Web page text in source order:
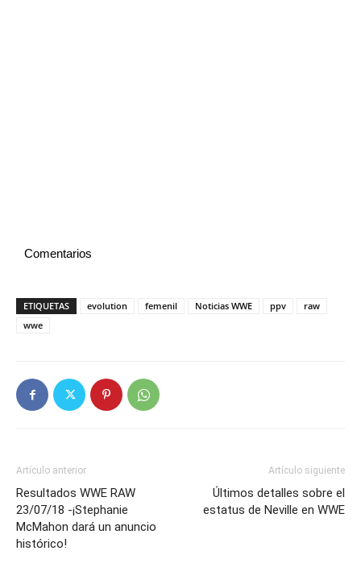
Comentarios
ETIQUETAS evolution femenil Noticias WWE ppv
raw
wwe
Artículo anterior
Resultados WWE RAW
23/07/18 -¡Stephanie
McMahon dará un anuncio
histórico!
Artículo siguiente
Últimos detalles sobre el
estatus de Neville en WWE